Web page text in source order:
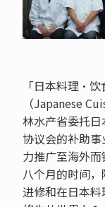
「日本料理•
（Japanese
林水产省委托
协议会的补助
力推广至海外
八个月的时间
进修和在日本